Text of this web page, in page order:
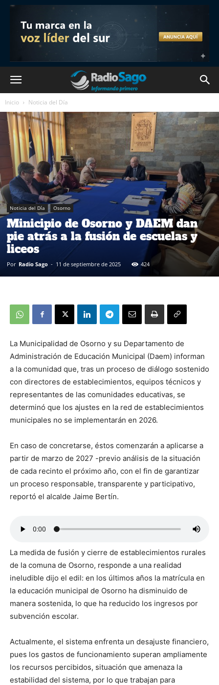
Inicio Noticia del Día
Noticia del Día Osorno
Minicipio de Osorno y DAEM dan
pie atrás a la fusión de escuelas y
liceos
Por Radio Sago - 11 de septiembre de 2025 424
La Municipalidad de Osorno y su Departamento de
Administración de Educación Municipal (Daem) informan
a la comunidad que, tras un proceso de diálogo sostenido
con directores de establecimientos, equipos técnicos y
representantes de las comunidades educativas, se
determinó que los ajustes en la red de establecimientos
municipales no se implementarán en 2026.
En caso de concretarse, éstos comenzarán a aplicarse a
partir de marzo de 2027 -previo análisis de la situación
de cada recinto el próximo año, con el fin de garantizar
un proceso responsable, transparente y participativo,
reportó el alcalde Jaime Bertín.
La medida de fusión y cierre de establecimientos rurales
de la comuna de Osorno, responde a una realidad
ineludible dijo el edil: en los últimos años la matrícula en
la educación municipal de Osorno ha disminuido de
manera sostenida, lo que ha reducido los ingresos por
subvención escolar.
Actualmente, el sistema enfrenta un desajuste financiero,
pues los gastos de funcionamiento superan ampliamente
los recursos percibidos, situación que amenaza la
estabilidad del sistema, por lo que trabajan para